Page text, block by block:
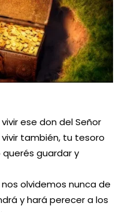
ese don del Señor
también, tu tesoro
guardar y
olvidemos nunca de
y hará perecer a los